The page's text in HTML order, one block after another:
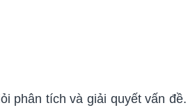
phân tích và giải quyết vấn đề.